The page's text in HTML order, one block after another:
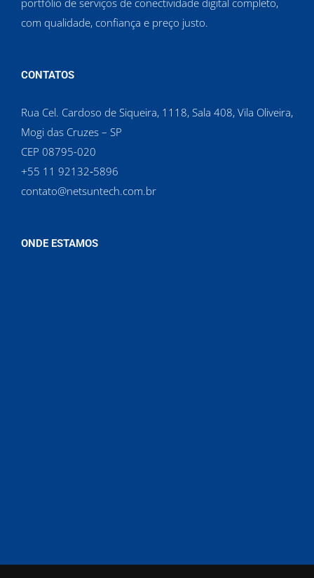
portfólio de serviços de conectividade digital completo,
com qualidade, confiança e preço justo.
CONTATOS
Rua Cel. Cardoso de Siqueira, 1118, Sala 408, Vila Oliveira,
Mogi das Cruzes – SP
CEP 08795-020
‪+55 11 92132‑5896‬
contato@netsuntech.com.br
ONDE ESTAMOS